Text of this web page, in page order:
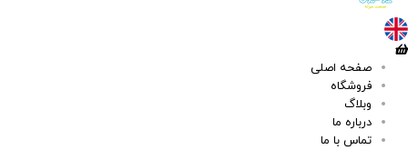
صفحه اصلی
فروشگاه
وبلاگ
درباره ما
تماس با ما